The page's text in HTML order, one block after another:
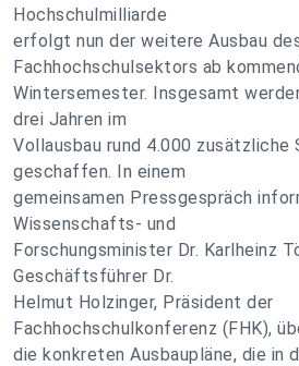
Hochschulmilliarde
erfolgt nun der weitere Ausbau
Fachhochschulsektors ab
Wintersemester. Insgesamt
drei Jahren im
Vollausbau rund 4.000 zusätzliche
geschaffen. In einem
gemeinsamen Pressgespräch
Wissenschafts- und
Forschungsminister Dr. Karlheinz
Geschäftsführer Dr.
Helmut Holzinger, Präsident der
Fachhochschulkonferenz (FHK),
die konkreten Ausbaupläne, die in